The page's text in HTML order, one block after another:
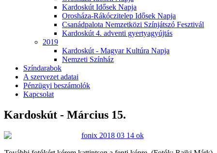
Kardoskút Idősek Napja
Orosháza-Rákóczitelep Idősek Napja
Csanádpalota Nemzetközi Színjátszó Fesztivál
Kardoskút 4. adventi gyertyagyújtás
2019
Kardoskút - Magyar Kultúra Napja
Nemzeti Színház
Színdarabok
A szervezet adatai
Pénzügyi beszámolók
Kapcsolat
Kardoskút - Március 15.